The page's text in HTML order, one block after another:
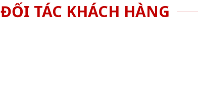
ĐỐI TÁC KHÁCH HÀNG